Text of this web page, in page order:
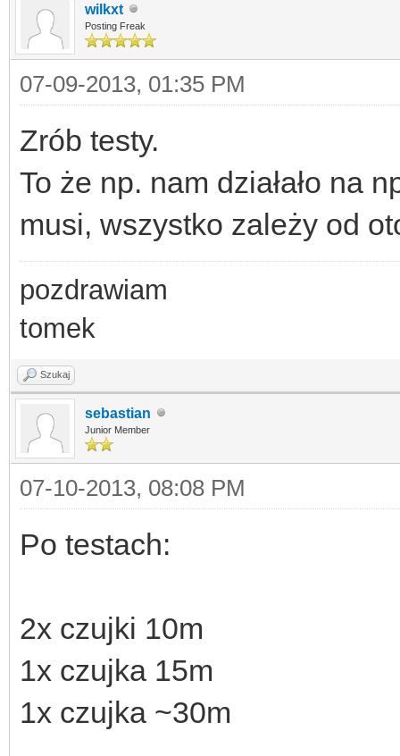
wilkxt
Posting Freak
07-09-2013, 01:35 PM
Zrób testy.
To że np. nam działało na
musi, wszystko zależy od
pozdrawiam
tomek
Szukaj
sebastian
Junior Member
07-10-2013, 08:08 PM
Po testach:
2x czujki 10m
1x czujka 15m
1x czujka ~30m